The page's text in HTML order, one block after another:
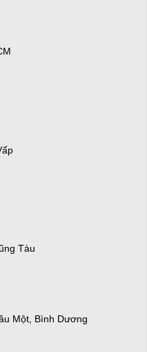
Tàu
Một, Bình Dương